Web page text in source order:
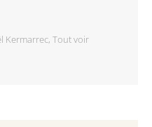
Kermarrec, Tout voir